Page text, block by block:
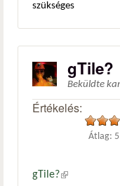
szükséges
gTile?
Beküldte
Értékelés:
Átlag: 5
gTile?(külső